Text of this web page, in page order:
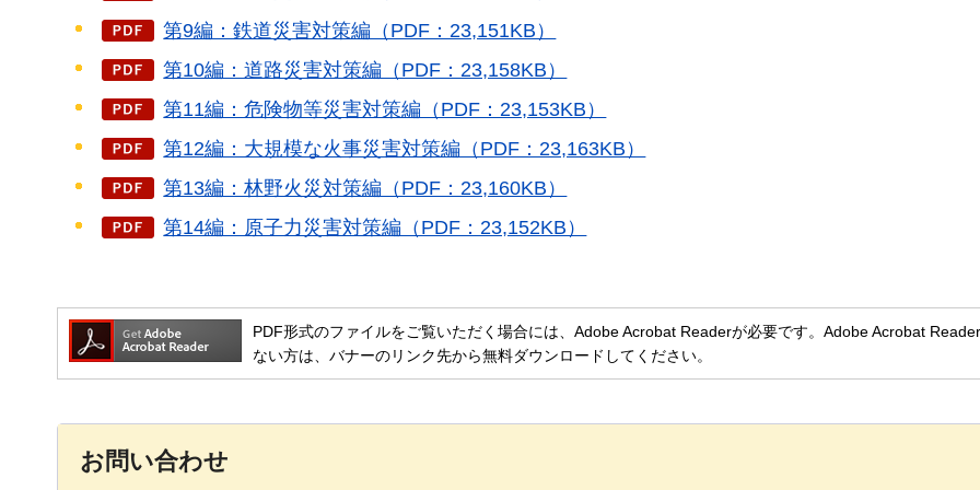
第9編：鉄道災害対策編（PDF：23,151KB）
第10編：道路災害対策編（PDF：23,158KB）
第11編：危険物等災害対策編（PDF：23,153KB）
第12編：大規模な火事災害対策編（PDF：23,163KB）
第13編：林野火災対策編（PDF：23,160KB）
第14編：原子力災害対策編（PDF：23,152KB）
PDF形式のファイルをご覧いただく場合には、Adobe Acrobat Readerが必要です。Adobe Acrobat
ない方は、バナーのリンク先から無料ダウンロードしてください。
お問い合わせ